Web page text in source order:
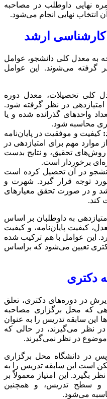
نهایی داوطلب در مصاحبه
نهایی انجام می‌شود.
کارشناسی ارشد
به معدل کلی دانشجو، عوامل
گرفته می‌شوند. این عوامل
کلی تحصیلات، معدل دوره
در نظر گرفته شود.
واحدهای گذرانده شده و یا
محاسبه شود.
کیفیت و موفقیت در پایان‌نامه
موارد مهم برای امتیازدهی در
روش‌های تحقیق، و نتایج بدست
برخوردار است.
در آن تحصیل کرده است
توجه قرار گیرد. شهرت و
باشد و در صورت تحقق معیارهای
کند.
به داوطلبان بر اساس
کیفیت پایان‌نامه، و کیفیت
این عوامل با هم ترکیب شده
تعیین می‌شود که براساس
دکتری
در دوره‌های دکتری، تعلق
که محل برگزاری مصاحبه
این سابقه تدریس را به عنوان
نظر می‌گیرند، در حالی که
موضوع در نظر نمی‌گیرند.
در دانشگاه محل برگزاری
است این سابقه تدریس را به
بگیرد. این امتیاز معمولاً بر
و سطح تدریس، و همچنین
می‌شود.